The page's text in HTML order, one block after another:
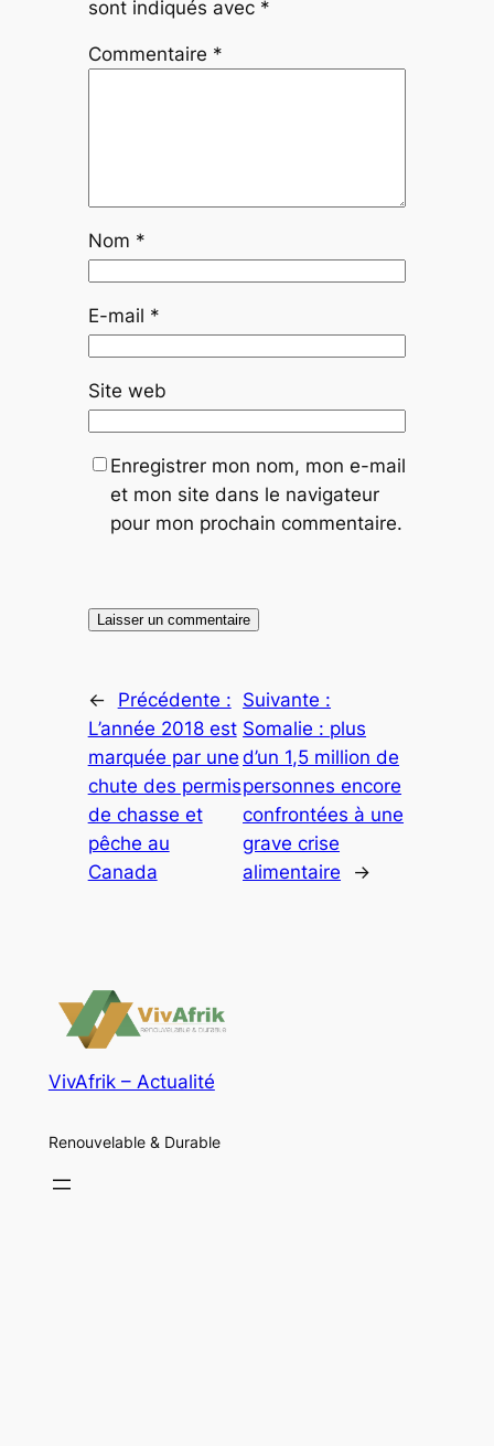
sont indiqués avec *
Commentaire *
Nom *
E-mail *
Site web
Enregistrer mon nom, mon e-mail
et mon site dans le navigateur
pour mon prochain commentaire.
←
Précédente :
L’année 2018 est
marquée par une
chute des permis
de chasse et
pêche au
Canada
Suivante :
Somalie : plus
d’un 1,5 million de
personnes encore
confrontées à une
grave crise
alimentaire
→
VivAfrik – Actualité
Renouvelable & Durable